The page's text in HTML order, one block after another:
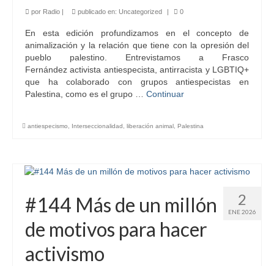
por Radio publicado en: Uncategorized 0
En esta edición profundizamos en el concepto de
animalización y la relación que tiene con la opresión del
pueblo palestino. Entrevistamos a Frasco
Fernández activista antiespecista, antirracista y LGBTIQ+
que ha colaborado con grupos antiespecistas en
Palestina, como es el grupo … Continuar
antiespecismo, Interseccionalidad, liberación animal, Palestina
2
ENE 2026
#144 Más de un millón
de motivos para hacer
activismo